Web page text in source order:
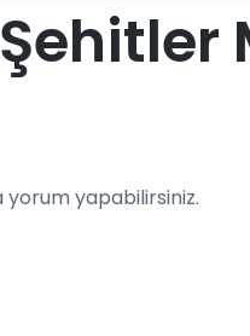
yorum yapabilirsiniz.